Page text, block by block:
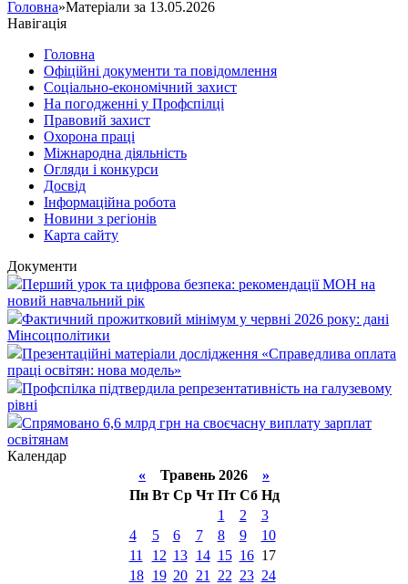
Головна»Матеріали за 13.05.2026
Навігація
Головна
Офіційні документи та повідомлення
Соціально-економічний захист
На погодженні у Профспілці
Правовий захист
Охорона праці
Міжнародна діяльність
Огляди і конкурси
Досвід
Інформаційна робота
Новини з регіонів
Карта сайту
Документи
Перший урок та цифрова безпека: рекомендації МОН на
новий навчальний рік
Фактичний прожитковий мінімум у червні 2026 року: дані
Мінсоцполітики
Презентаційні матеріали дослідження «Справедлива оплата
праці освітян: нова модель»
Профспілка підтвердила репрезентативність на галузевому
рівні
Спрямовано 6,6 млрд грн на своєчасну виплату зарплат
освітянам
Календар
« Травень 2026 »
Пн Вт Ср Чт Пт Сб Нд
1
2
3
4
5 6 7 8 9
10
11
12 13 14 15 16 17
18
19 20 21 22 23 24